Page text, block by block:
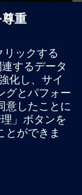
and
your